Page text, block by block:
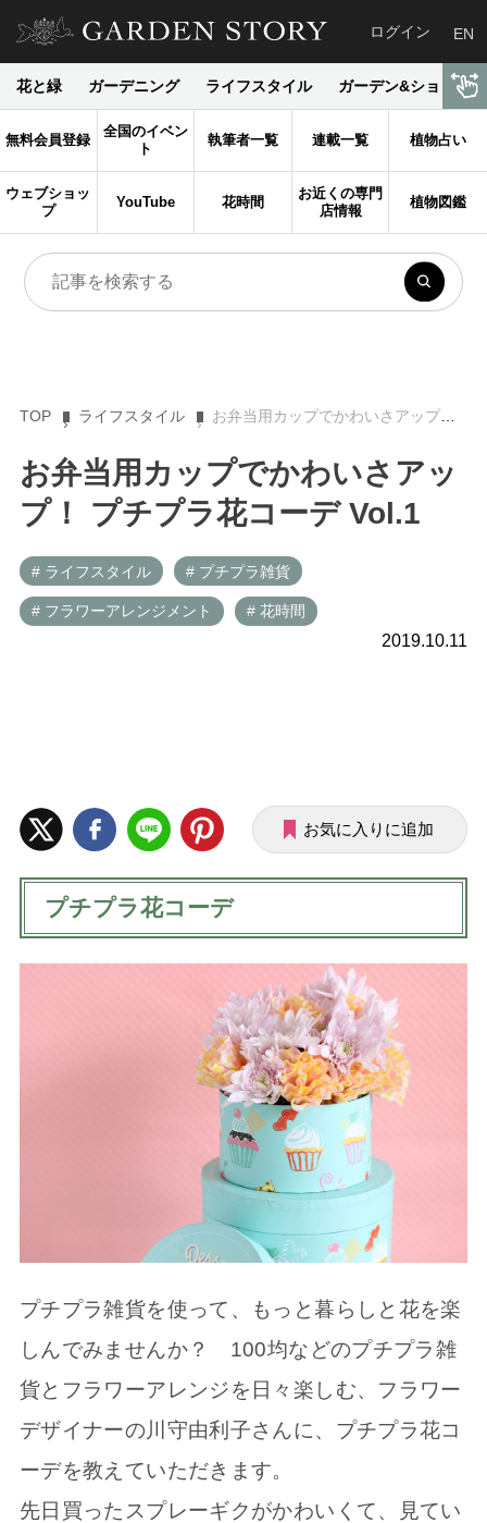
ログイン EN
花と緑 ガーデニング ライフスタイル ガーデン&ショップ
無料会員登録
全国のイベン
ト
執筆者一覧 連載一覧 植物占い
ウェブショッ
プ
YouTube 花時間
お近くの専門
店情報
植物図鑑
TOP ライフスタイル お弁当用カップでかわいさアップ！ プチプラ花コーデ Vol.1
お弁当用カップでかわいさアッ
プ！ プチプラ花コーデ Vol.1
# ライフスタイル # プチプラ雑貨
# フラワーアレンジメント # 花時間
2019.10.11
お気に入りに追加
プチプラ花コーデ
プチプラ雑貨を使って、もっと暮らしと花を楽
しんでみませんか？ 100均などのプチプラ雑
貨とフラワーアレンジを日々楽しむ、フラワー
デザイナーの川守由利子さんに、プチプラ花コ
ーデを教えていただきます。
先日買ったスプレーギクがかわいくて、見てい